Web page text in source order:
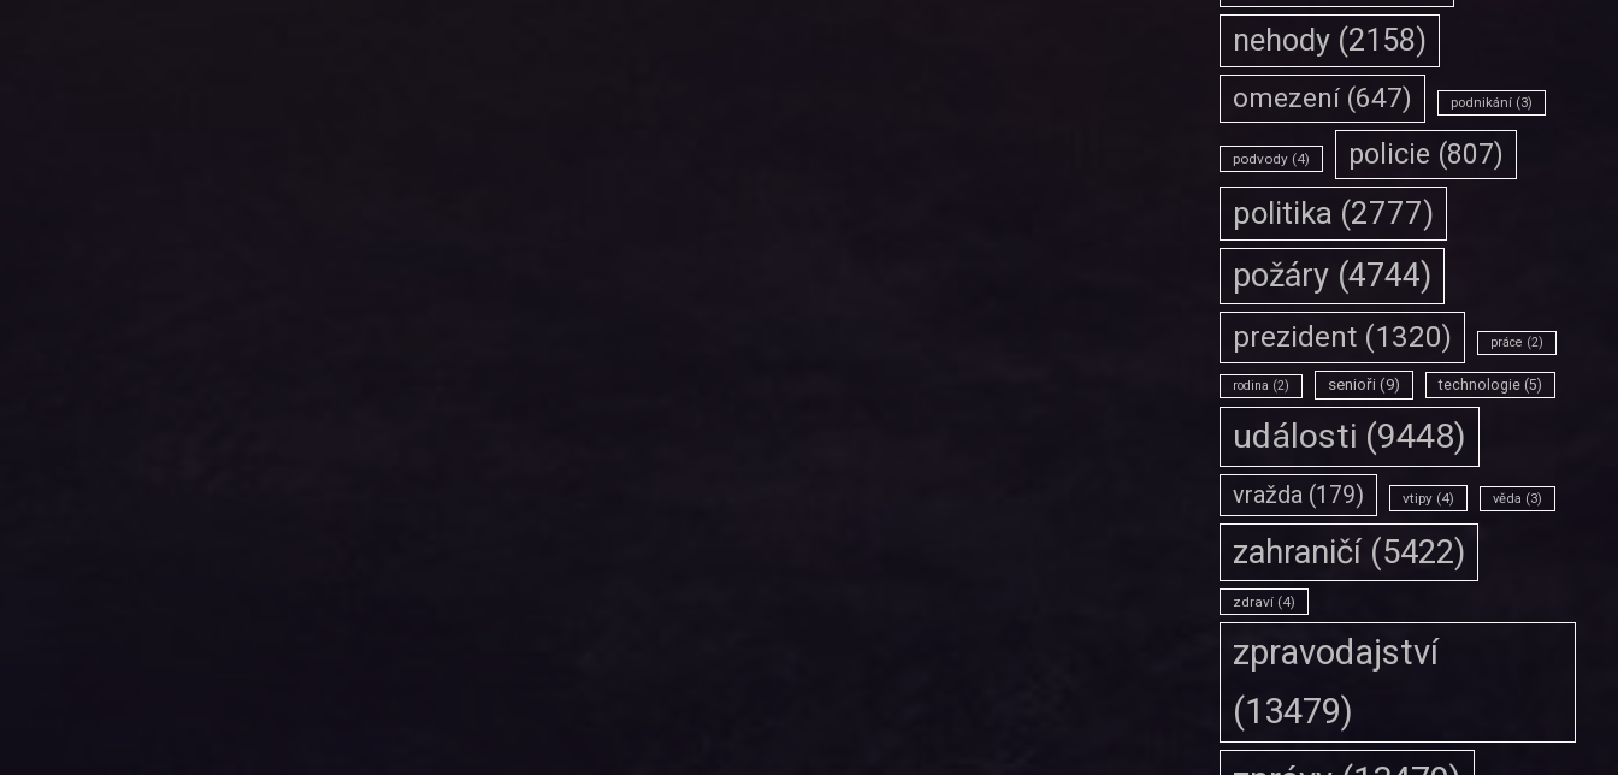
nehody (2158)
omezení (647) podnikání (3)
podvody (4) policie (807)
politika (2777)
požáry (4744)
prezident (1320) práce (2)
rodina (2) senioři (9) technologie (5)
události (9448)
vražda (179) vtipy (4) věda (3)
zahraničí (5422)
zdraví (4)
zpravodajství
(13479)